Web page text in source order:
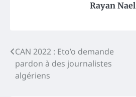
Rayan Nael
Post
navigation
CAN 2022 : Eto’o demande
pardon à des journalistes
algériens